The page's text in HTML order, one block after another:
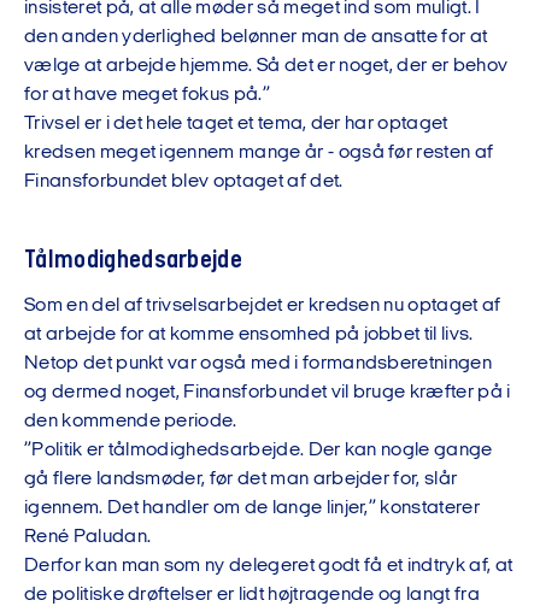
insisteret på, at alle møder så meget ind som muligt. I
den anden yderlighed belønner man de ansatte for at
vælge at arbejde hjemme. Så det er noget, der er behov
for at have meget fokus på.”
Trivsel er i det hele taget et tema, der har optaget
kredsen meget igennem mange år - også før resten af
Finansforbundet blev optaget af det.
Tålmodighedsarbejde
Som en del af trivselsarbejdet er kredsen nu optaget af
at arbejde for at komme ensomhed på jobbet til livs.
Netop det punkt var også med i formandsberetningen
og dermed noget, Finansforbundet vil bruge kræfter på i
den kommende periode.
”Politik er tålmodighedsarbejde. Der kan nogle gange
gå flere landsmøder, før det man arbejder for, slår
igennem. Det handler om de lange linjer,” konstaterer
René Paludan.
Derfor kan man som ny delegeret godt få et indtryk af, at
de politiske drøftelser er lidt højtragende og langt fra